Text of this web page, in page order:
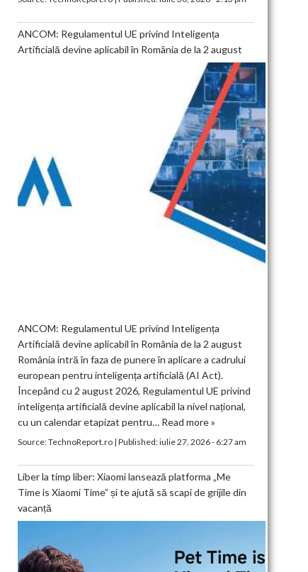
ANCOM: Regulamentul UE privind Inteligența
Artificială devine aplicabil în România de la 2 august
ANCOM: Regulamentul UE privind Inteligența
Artificială devine aplicabil în România de la 2 august
România intră în faza de punere în aplicare a cadrului
european pentru inteligența artificială (AI Act).
Începând cu 2 august 2026, Regulamentul UE privind
inteligența artificială devine aplicabil la nivel național,
cu un calendar etapizat pentru… Read more »
Source:TechnoReport.ro| Published:iulie 27, 2026 - 6:27 am
Liber la timp liber: Xiaomi lansează platforma „Me
Time is Xiaomi Time” și te ajută să scapi de grijile din
vacanță